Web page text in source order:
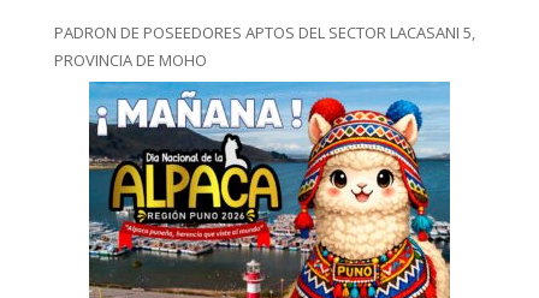
PADRON DE POSEEDORES APTOS DEL SECTOR LACASANI 5,
PROVINCIA DE MOHO